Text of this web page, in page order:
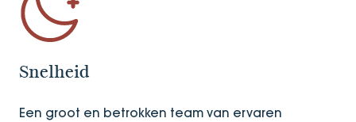
Snelheid
Een groot en betrokken team van ervaren